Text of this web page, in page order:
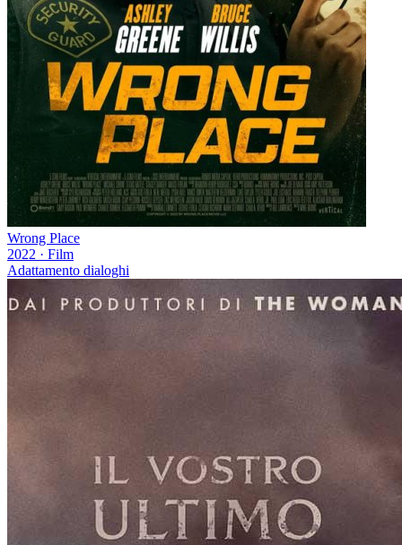
Wrong Place
2022 · Film
Adattamento dialoghi